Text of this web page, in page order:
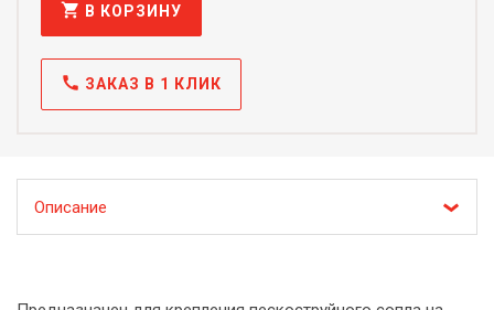
shopping_cart В КОРЗИНУ
call ЗАКАЗ В 1 КЛИК
Описание